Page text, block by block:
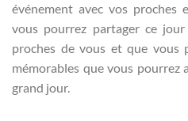
événement avec vos proches
vous pourrez partager ce
proches de vous et que vous
mémorables que vous pourrez
grand jour.